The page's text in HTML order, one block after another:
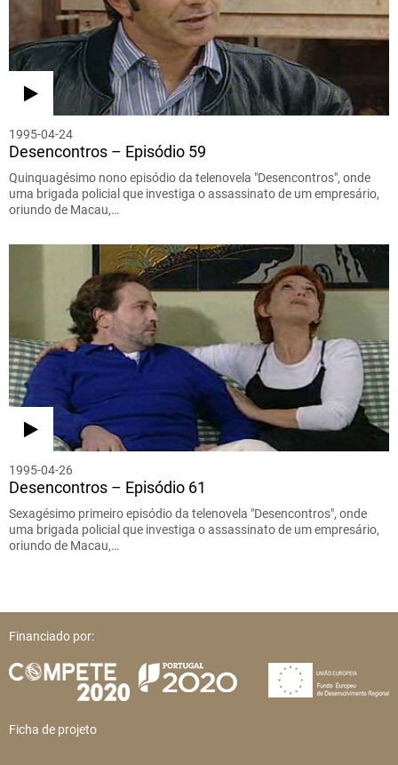
1995-04-24
Desencontros – Episódio 59
Quinquagésimo nono episódio da telenovela "Desencontros", onde
uma brigada policial que investiga o assassinato de um empresário,
oriundo de Macau,…
1995-04-26
Desencontros – Episódio 61
Sexagésimo primeiro episódio da telenovela "Desencontros", onde
uma brigada policial que investiga o assassinato de um empresário,
oriundo de Macau,…
Financiado por:
Ficha de projeto